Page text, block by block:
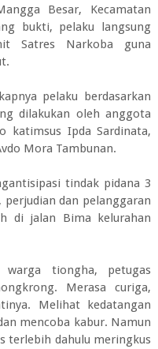
Besar, Kecamatan
bukti, pelaku langsung
Satres Narkoba guna
pelaku berdasarkan
dilakukan oleh anggota
katimsus Ipda Sardinata,
Mora Tambunan.
tindak pidana 3
dan pelanggaran
di jalan Bima kelurahan
warga tiongha, petugas
Merasa curiga,
Melihat kedatangan
mencoba kabur. Namun
terlebih dahulu meringkus